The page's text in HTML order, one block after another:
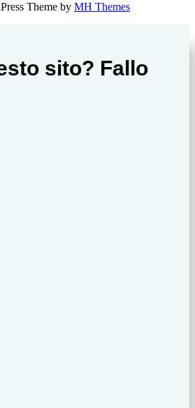
Theme by MH Themes
sito? Fallo